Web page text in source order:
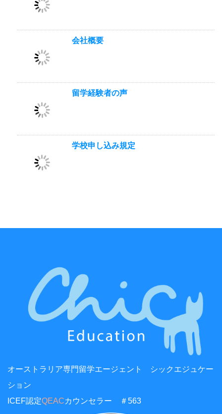
会社概要
留学経験者の声
学校申し込み規定
オーストラリア専門留学エージェント シックエジュケー
ション
ICEF認定QEACカウンセラー ＃563